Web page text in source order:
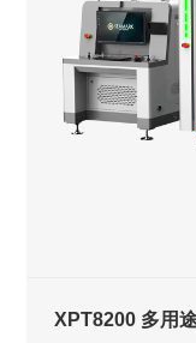
XPT8200 多用